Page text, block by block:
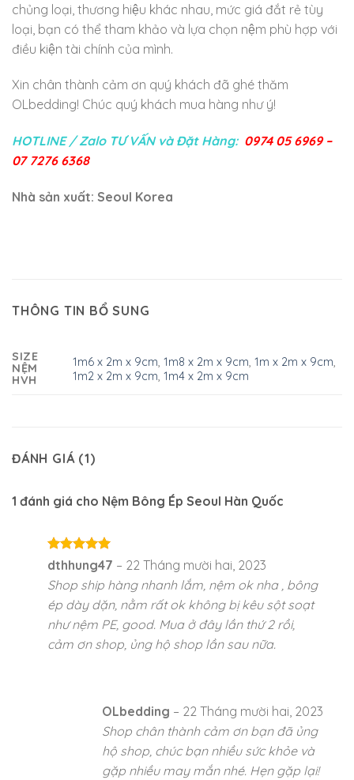
chủng loại, thương hiệu khác nhau, mức giá đắt rẻ tùy
loại, bạn có thể tham khảo và lựa chọn nệm phù hợp với
điều kiện tài chính của mình.
Xin chân thành cảm ơn quý khách đã ghé thăm
OLbedding! Chúc quý khách mua hàng như ý!
HOTLINE / Zalo TƯ VẤN và Đặt Hàng: 0974 05 6969 –
07 7276 6368
Nhà sản xuất: Seoul Korea
THÔNG TIN BỔ SUNG
SIZE
NỆM
HVH
1m6 x 2m x 9cm,1m8 x 2m x 9cm,1m x 2m x 9cm,
1m2 x 2m x 9cm,1m4 x 2m x 9cm
ĐÁNH GIÁ (1)
1 đánh giá cho Nệm Bông Ép Seoul Hàn Quốc
Được xếp
5
sao
dthhung47 – 22 Tháng mười hai, 2023
Shop ship hàng nhanh lắm, nệm ok nha , bông
ép dày dặn, nằm rất ok không bị kêu sột soạt
như nệm PE, good. Mua ở đây lần thứ 2 rồi,
cảm ơn shop, ủng hộ shop lần sau nữa.
OLbedding – 22 Tháng mười hai, 2023
Shop chân thành cảm ơn bạn đã ủng
hộ shop, chúc bạn nhiều sức khỏe và
gặp nhiều may mắn nhé. Hẹn gặp lại!